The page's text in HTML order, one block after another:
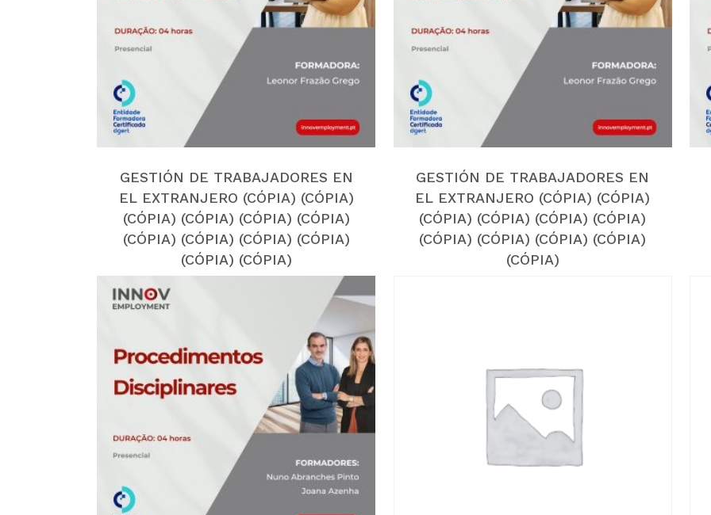
GESTIÓN DE TRABAJADORES EN
EL EXTRANJERO (CÓPIA) (CÓPIA)
(CÓPIA) (CÓPIA) (CÓPIA) (CÓPIA)
(CÓPIA) (CÓPIA) (CÓPIA) (CÓPIA)
(CÓPIA) (CÓPIA)
GESTIÓN DE TRABAJADORES EN
EL EXTRANJERO (CÓPIA) (CÓPIA)
(CÓPIA) (CÓPIA) (CÓPIA) (CÓPIA)
(CÓPIA) (CÓPIA) (CÓPIA) (CÓPIA)
(CÓPIA)